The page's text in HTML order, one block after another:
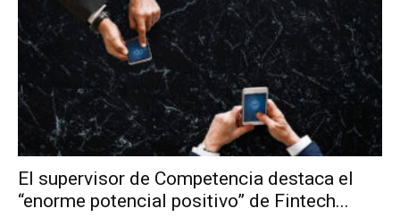
El supervisor de Competencia destaca el
“enorme potencial positivo” de Fintech...